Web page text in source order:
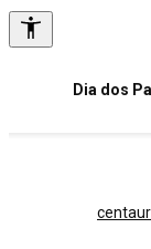
Dia dos